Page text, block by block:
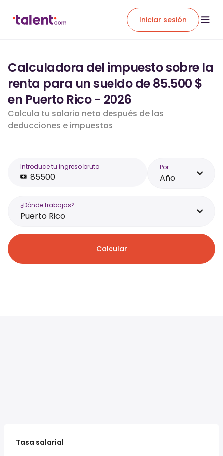
Iniciar sesión
Calculadora del impuesto sobre la
renta para un sueldo de 85.500 $
en Puerto Rico - 2026
Calcula tu salario neto después de las
deducciones e impuestos
Introduce tu ingreso bruto Por
Año
¿Dónde trabajas?
Puerto Rico
Calcular
Tasa salarial